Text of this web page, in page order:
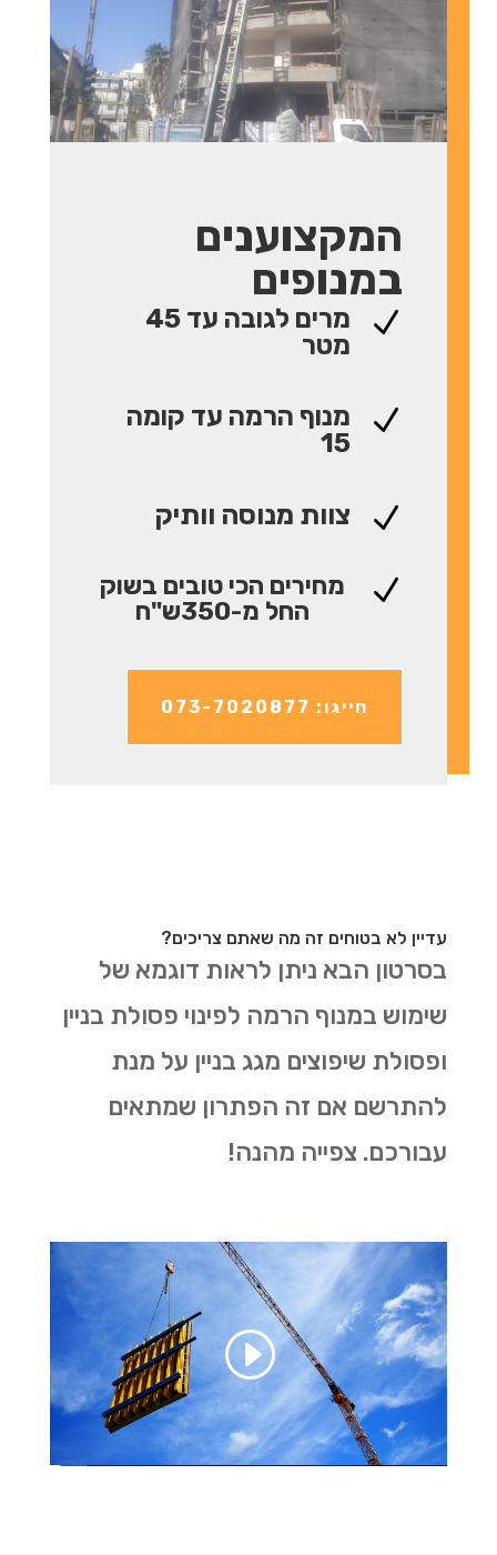
המקצוענים
במנופים
N
מרים לגובה עד 45
מטר
N
מנוף הרמה עד קומה
15
N צוות מנוסה וותיק
N
מחירים הכי טובים בשוק
החל מ-350ש"ח
חייגו: 073-7020877
עדיין לא בטוחים זה מה שאתם צריכים?
בסרטון הבא ניתן לראות דוגמא של
שימוש במנוף הרמה לפינוי פסולת בניין
ופסולת שיפוצים מגג בניין על מנת
להתרשם אם זה הפתרון שמתאים
עבורכם. צפייה מהנה!